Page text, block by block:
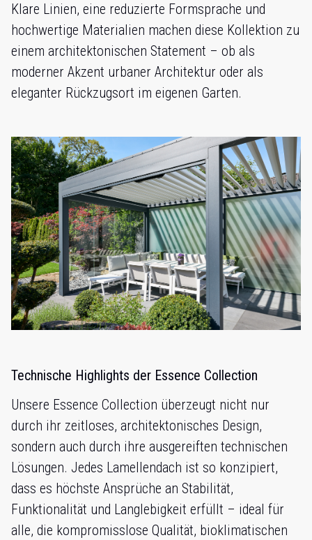
Klare Linien, eine reduzierte Formsprache und
hochwertige Materialien machen diese Kollektion zu
einem architektonischen Statement – ob als
moderner Akzent urbaner Architektur oder als
eleganter Rückzugsort im eigenen Garten.
Technische Highlights der Essence Collection
Unsere Essence Collection überzeugt nicht nur
durch ihr zeitloses, architektonisches Design,
sondern auch durch ihre ausgereiften technischen
Lösungen. Jedes Lamellendach ist so konzipiert,
dass es höchste Ansprüche an Stabilität,
Funktionalität und Langlebigkeit erfüllt – ideal für
alle, die kompromisslose Qualität, bioklimatischen